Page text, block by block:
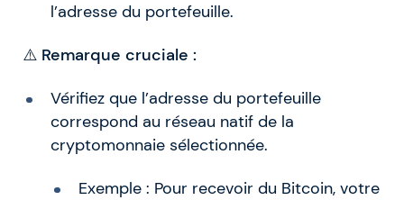
l’adresse du portefeuille.
⚠️ Remarque cruciale :
Vérifiez que l’adresse du portefeuille
correspond au réseau natif de la
cryptomonnaie sélectionnée.
Exemple : Pour recevoir du Bitcoin, votre